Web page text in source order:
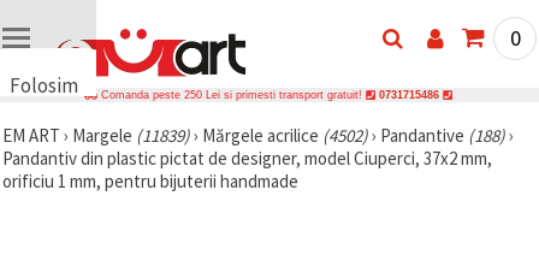
Folosim
uri
🍪 Folosim
cookie-uri
0
Comanda peste 250 Lei si primesti transport gratuit! 0731715486
EM ART › Margele (11839)› Mărgele acrilice (4502)› Pandantive (188)›
Pandantiv din plastic pictat de designer, model Ciuperci, 37x2 mm,
orificiu 1 mm, pentru bijuterii handmade